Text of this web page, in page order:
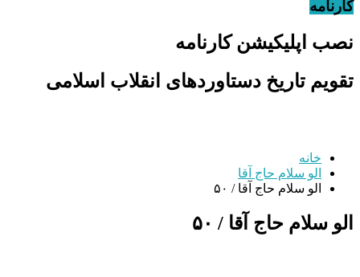
کارنامه
نصب اپلیکیشن کارنامه
تقویم تاریخ دستاوردهای انقلاب اسلامی
خانه
الو سلام حاج آقا
الو سلام حاج آقا / ۵۰
الو سلام حاج آقا / ۵۰